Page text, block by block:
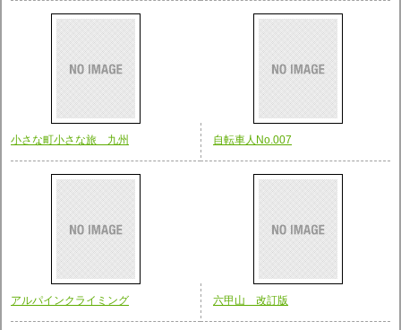
小さな町小さな旅 九州 自転車人No.007
アルパインクライミング 六甲山 改訂版